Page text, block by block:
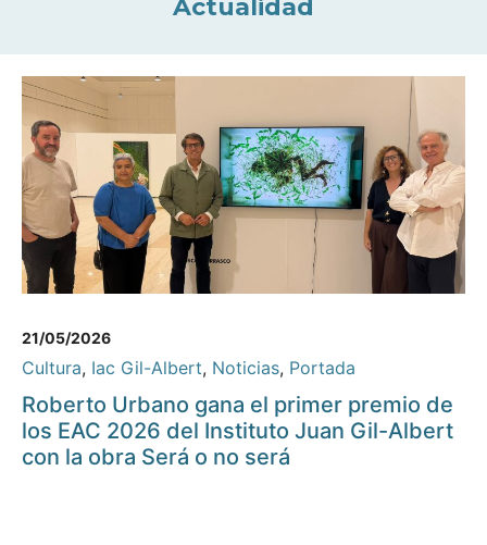
Actualidad
21/05/2026
Cultura, Iac Gil-Albert, Noticias, Portada
Roberto Urbano gana el primer premio de
los EAC 2026 del Instituto Juan Gil-Albert
con la obra Será o no será